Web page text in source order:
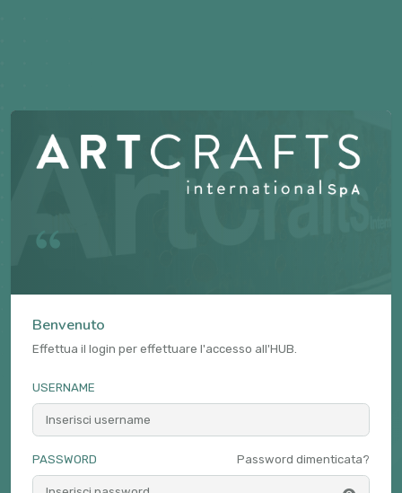
Benvenuto
Effettua il login per effettuare l'accesso all'HUB.
USERNAME
Password dimenticata?
PASSWORD